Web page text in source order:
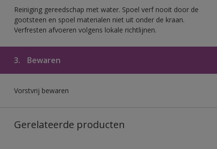
Reiniging gereedschap met water. Spoel verf nooit door de
gootsteen en spoel materialen niet uit onder de kraan.
Verfresten afvoeren volgens lokale richtlijnen.
3. Bewaren
Vorstvrij bewaren
Gerelateerde producten